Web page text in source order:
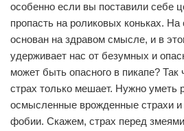
особенно если вы поставили себе
пропасть на роликовых коньках.
основан на здравом смысле, и в
удерживает нас от безумных и
может быть опасного в пикапе?
страх только мешает. Нужно уметь
осмысленные врожденные страхи
фобии. Скажем, страх перед